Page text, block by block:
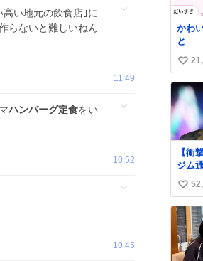
い地元の飲食店｣に
らないと難しいねん
11:49
ハンバーグ定食をい
10:52
10:45
かわ
と
い
い
ね
【衝
ジム
のベ
上げ
article/
自重
更に
い
い
ね
数